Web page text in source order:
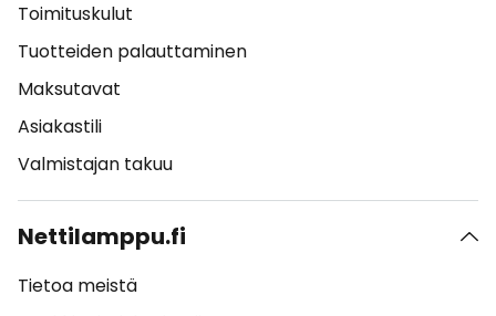
Toimituskulut
Tuotteiden palauttaminen
Maksutavat
Asiakastili
Valmistajan takuu
Nettilamppu.fi
Tietoa meistä